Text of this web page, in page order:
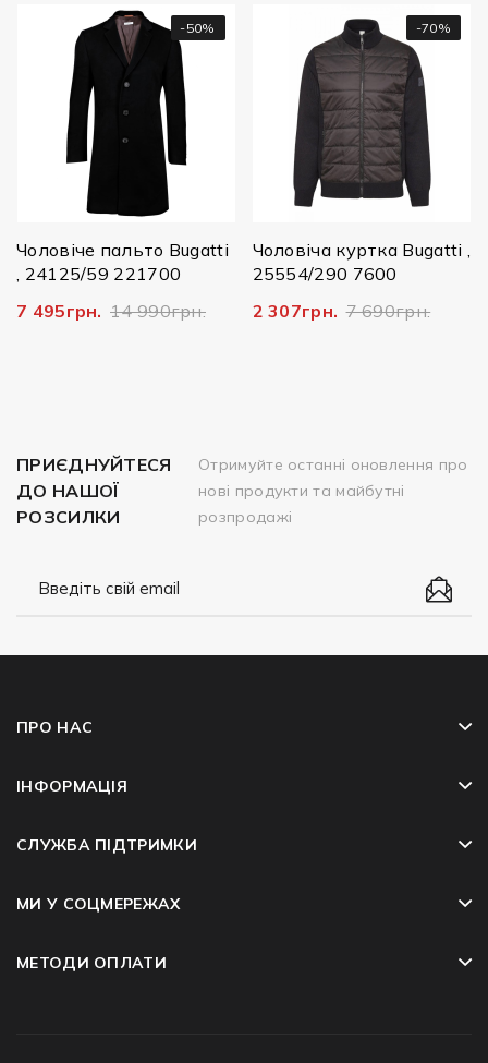
-50%
Чоловіче пальто Bugatti
, 24125/59 221700
7 495грн. 14 990грн.
-70%
Чоловіча куртка Bugatti ,
25554/290 7600
2 307грн. 7 690грн.
ПРИЄДНУЙТЕСЯ
ДО НАШОЇ
РОЗСИЛКИ
Отримуйте останні оновлення про
нові продукти та майбутні
розпродажі
ПРО НАС
ІНФОРМАЦІЯ
СЛУЖБА ПІДТРИМКИ
МИ У СОЦМЕРЕЖАХ
МЕТОДИ ОПЛАТИ